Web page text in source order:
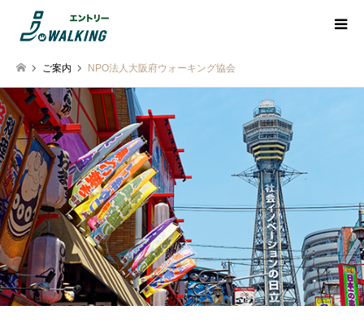
ご案内 NPO法人大阪府ウォーキング協会